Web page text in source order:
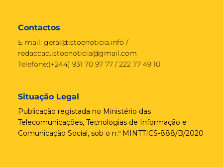
Contactos
E-mail: geral@istoenoticia.info /
redaccao.istoenoticia@gmail.com
Telefone:(+244) 931 70 97 77 / 222 77 49 10
Situação Legal
Publicação registada no Ministério das
Telecomunicações, Tecnologias de Informação e
Comunicação Social, sob o n.º MINTTICS-888/B/2020